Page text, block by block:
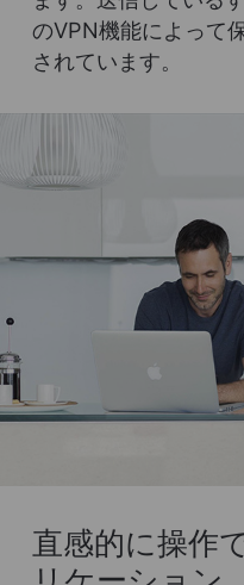
のVPN機能によって
されています。
直感的に操作